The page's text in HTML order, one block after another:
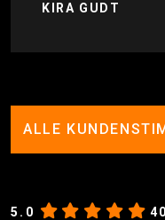
KIRA GUDT
ALLE
5.0